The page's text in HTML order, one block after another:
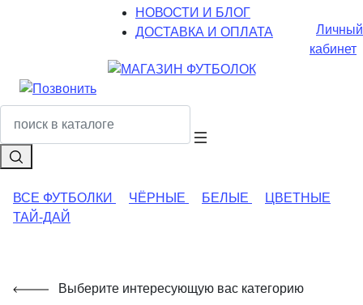
НОВОСТИ И БЛОГ
ДОСТАВКА И ОПЛАТА
Личный
кабинет
ВСЕ ФУТБОЛКИ ЧЁРНЫЕ БЕЛЫЕ
ЦВЕТНЫЕ
ТАЙ-ДАЙ
Выберите интересующую вас категорию